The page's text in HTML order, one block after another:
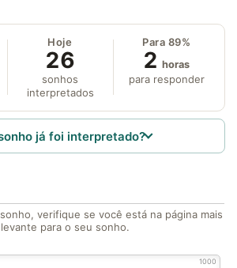
Hoje
26
sonhos
interpretados
Para 89%
2 horas
para responder
já foi interpretado?
verifique se você está na página mais
para o seu sonho.
1000